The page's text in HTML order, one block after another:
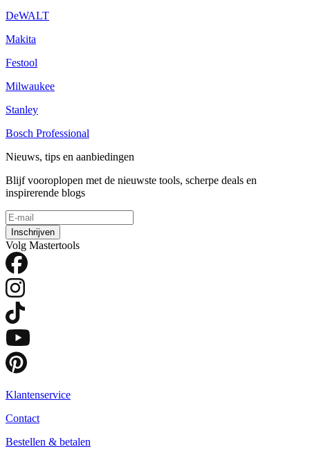
DeWALT
Makita
Festool
Milwaukee
Stanley
Bosch Professional
Nieuws, tips en aanbiedingen
Blijf vooroplopen met de nieuwste tools, scherpe deals en
inspirerende blogs
Inschrijven
Volg Mastertools
Klantenservice
Contact
Bestellen & betalen